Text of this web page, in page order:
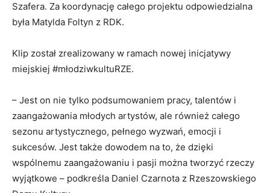
Szafera. Za koordynację całego projektu odpowiedzialna
była Matylda Foltyn z RDK.
Klip został zrealizowany w ramach nowej inicjatywy
miejskiej #młodziwkultuRZE.
– Jest on nie tylko podsumowaniem pracy, talentów i
zaangażowania młodych artystów, ale również całego
sezonu artystycznego, pełnego wyzwań, emocji i
sukcesów. Jest także dowodem na to, że dzięki
wspólnemu zaangażowaniu i pasji można tworzyć rzeczy
wyjątkowe – podkreśla Daniel Czarnota z Rzeszowskiego